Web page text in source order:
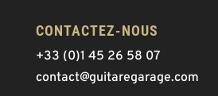
CONTACTEZ-NOUS
+33 (0)1 45 26 58 07
contact@guitaregarage.com